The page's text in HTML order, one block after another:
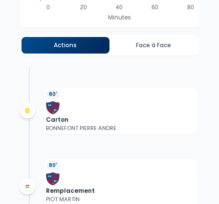
Actions Face à Face
80'
Carton
BONNEFONT PIERRE ANDRE
80'
Remplacement
PIOT MARTIN